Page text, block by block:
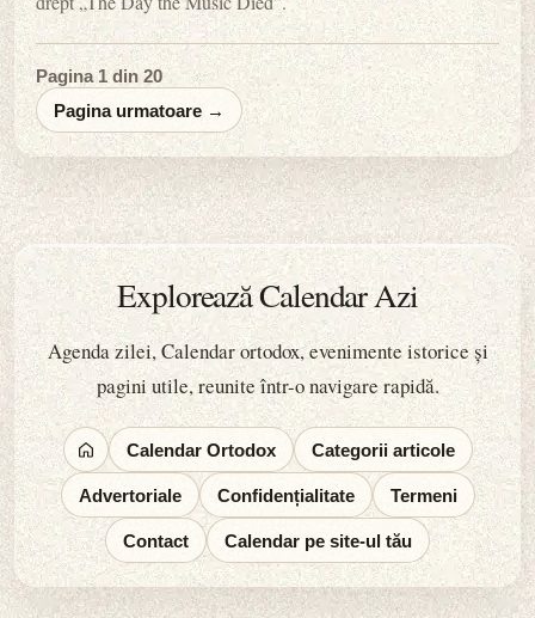
Pagina 1 din 20
Pagina urmatoare →
Explorează Calendar Azi
Agenda zilei, Calendar ortodox, evenimente istorice și
pagini utile, reunite într-o navigare rapidă.
Calendar Ortodox Categorii articole
Advertoriale Confidențialitate Termeni
Contact Calendar pe site-ul tău